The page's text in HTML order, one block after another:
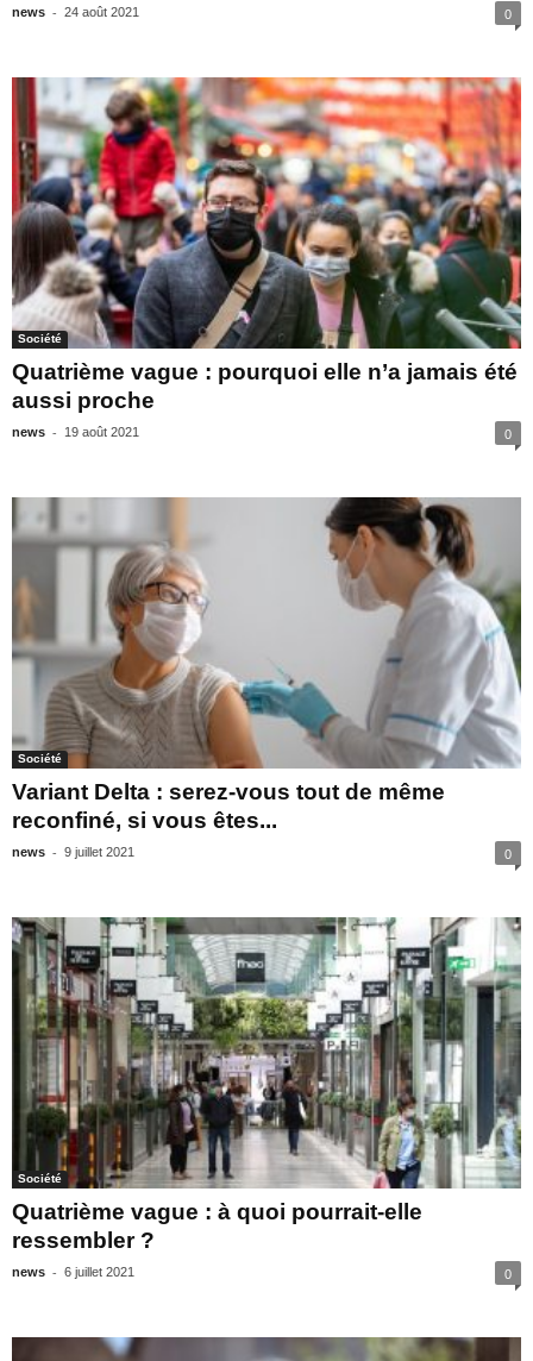
news - 24 août 2021 0
Société
Quatrième vague : pourquoi elle n’a jamais été
aussi proche
news - 19 août 2021 0
Société
Variant Delta : serez-vous tout de même
reconfiné, si vous êtes...
news - 9 juillet 2021 0
Société
Quatrième vague : à quoi pourrait-elle
ressembler ?
news - 6 juillet 2021 0